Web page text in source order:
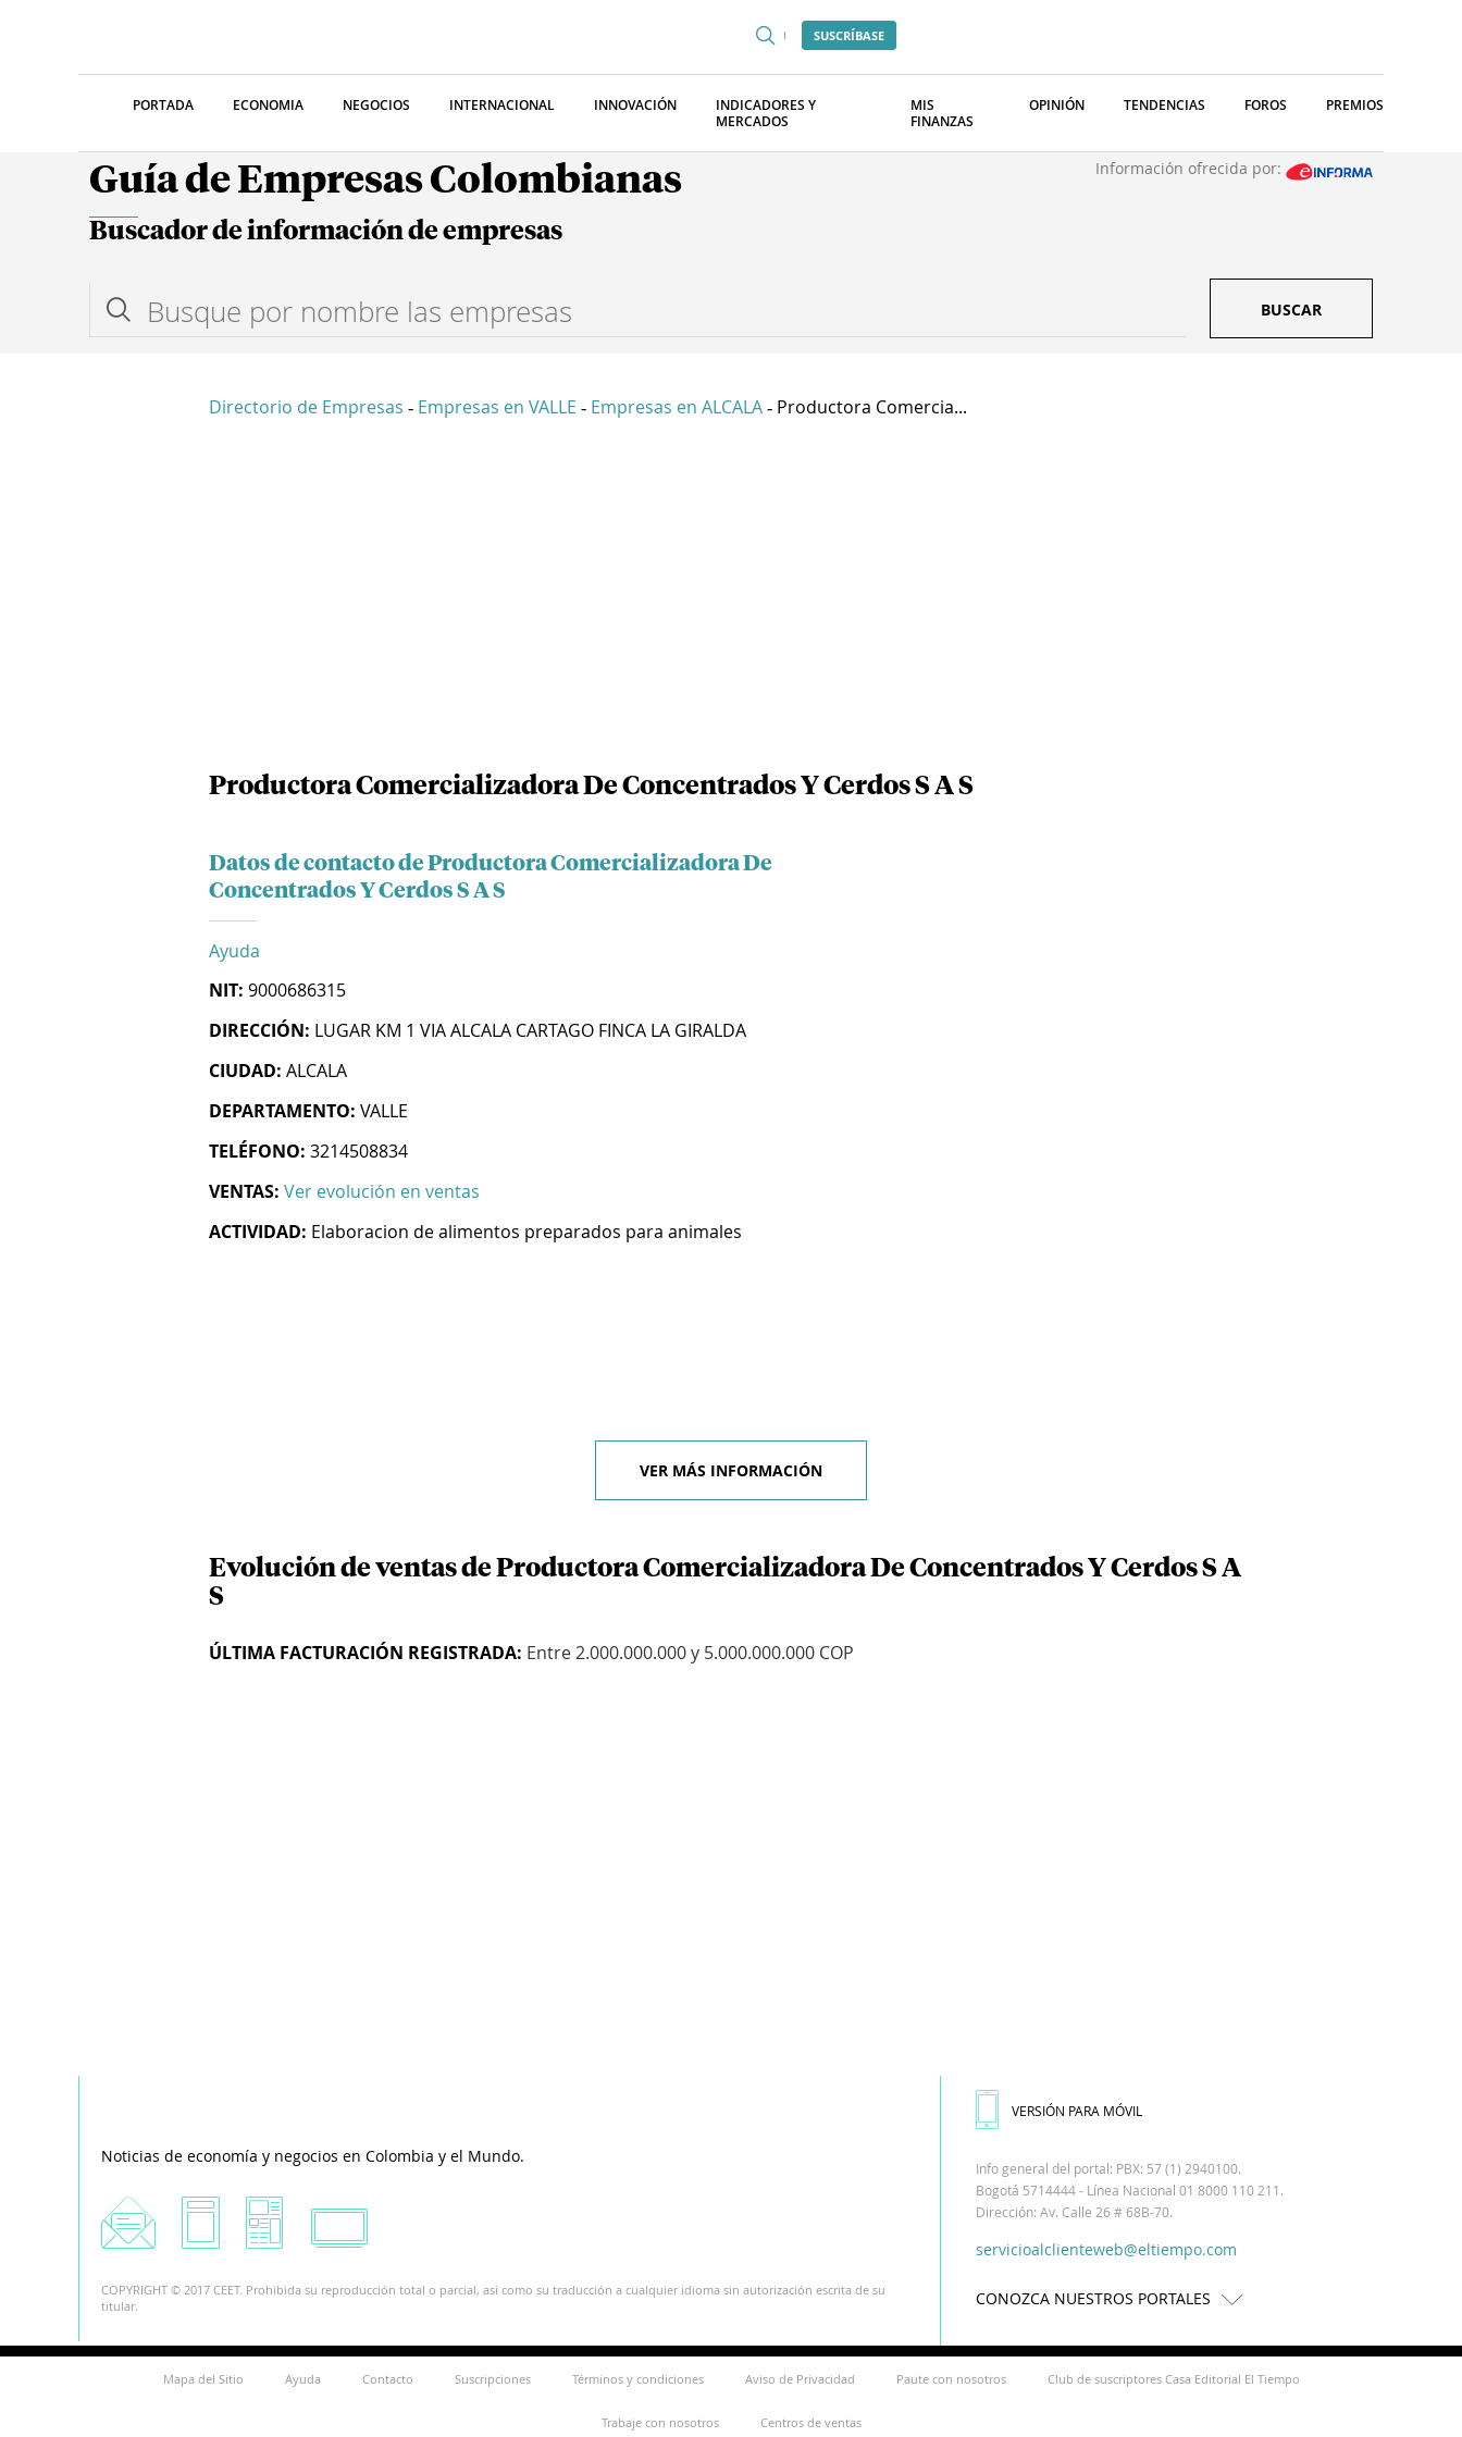
SUSCRÍBASE
PORTADA ECONOMIA NEGOCIOS INTERNACIONAL INNOVACIÓN
INDICADORES Y
MERCADOS
MIS
FINANZAS
OPINIÓN TENDENCIAS FOROS PREMIOS
Guía de Empresas Colombianas Información ofrecida por:
Buscador de información de empresas
BUSCAR
Directorio de Empresas - Empresas en VALLE - Empresas en ALCALA - Productora Comercia...
Productora Comercializadora De Concentrados Y Cerdos S A S
Datos de contacto de Productora Comercializadora De
Concentrados Y Cerdos S A S
Ayuda
NIT: 9000686315
DIRECCIÓN: LUGAR KM 1 VIA ALCALA CARTAGO FINCA LA GIRALDA
CIUDAD: ALCALA
DEPARTAMENTO: VALLE
TELÉFONO: 3214508834
VENTAS: Ver evolución en ventas
ACTIVIDAD: Elaboracion de alimentos preparados para animales
VER MÁS INFORMACIÓN
Evolución de ventas de Productora Comercializadora De Concentrados Y Cerdos S A
S
ÚLTIMA FACTURACIÓN REGISTRADA: Entre 2.000.000.000 y 5.000.000.000 COP
Noticias de economía y negocios en Colombia y el Mundo.
COPYRIGHT © 2017 CEET. Prohibida su reproducción total o parcial, así como su traducción a cualquier idioma sin autorización escrita de su
titular.
VERSIÓN PARA MÓVIL
Info general del portal: PBX: 57 (1) 2940100.
Bogotá 5714444 - Línea Nacional 01 8000 110 211.
Dirección: Av. Calle 26 # 68B-70.
servicioalclienteweb@eltiempo.com
CONOZCA NUESTROS PORTALES
Mapa del Sitio Ayuda Contacto Suscripciones Términos y condiciones Aviso de Privacidad Paute con nosotros Club de suscriptores Casa Editorial El Tiempo
Trabaje con nosotros Centros de ventas